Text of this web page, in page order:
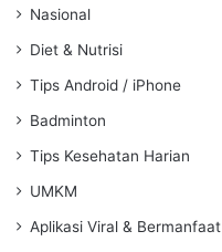
Nasional
Diet & Nutrisi
Tips Android / iPhone
Badminton
Tips Kesehatan Harian
UMKM
Aplikasi Viral & Bermanfaat